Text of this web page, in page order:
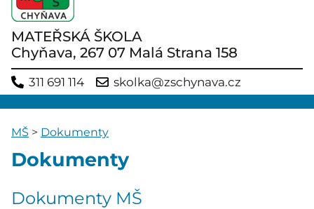
MATEŘSKÁ ŠKOLA
Chyňava, 267 07 Malá Strana 158
311 691 114 skolka@zschynava.cz
MŠ > Dokumenty
Dokumenty
Dokumenty MŠ